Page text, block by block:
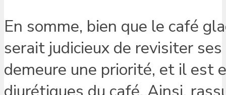
En somme, bien que le café
serait judicieux de revisiter
demeure une priorité, et il est